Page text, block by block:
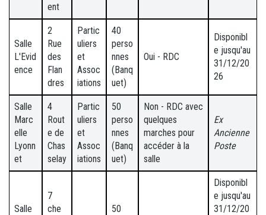
ent
Salle
L'Evid
ence
2
Rue
des
Flan
dres
Partic
uliers
et
Assoc
iations
40
perso
nnes
(Banq
uet)
Oui - RDC
Disponibl
e jusqu'au
31/12/20
26
Salle
Marc
elle
Lyonn
et
4
Rout
e de
Chas
selay
Partic
uliers
et
Assoc
iations
50
perso
nnes
(Banq
uet)
Non - RDC avec
quelques
marches pour
accéder à la
salle
Ex
Ancienne
Poste
Salle
7
che
50
Disponibl
e jusqu'au
31/12/20